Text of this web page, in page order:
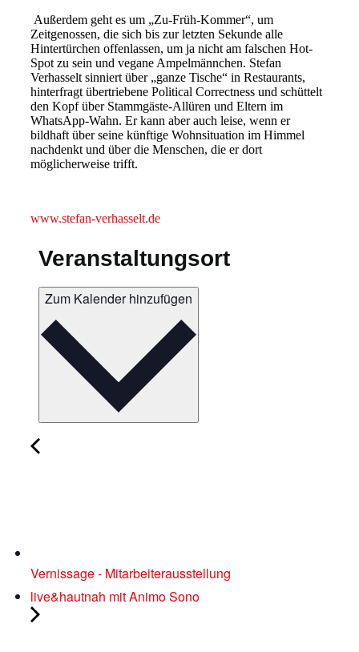
Außerdem geht es um „Zu-Früh-Kommer“, um
Zeitgenossen, die sich bis zur letzten Sekunde alle
Hintertürchen offenlassen, um ja nicht am falschen Hot-
Spot zu sein und vegane Ampelmännchen. Stefan
Verhasselt sinniert über „ganze Tische“ in Restaurants,
hinterfragt übertriebene Political Correctness und schüttelt
den Kopf über Stammgäste-Allüren und Eltern im
WhatsApp-Wahn. Er kann aber auch leise, wenn er
bildhaft über seine künftige Wohnsituation im Himmel
nachdenkt und über die Menschen, die er dort
möglicherweise trifft.
www.stefan-verhasselt.de
Veranstaltungsort
Vernissage - Mitarbeiterausstellung
live&hautnah mit Animo Sono